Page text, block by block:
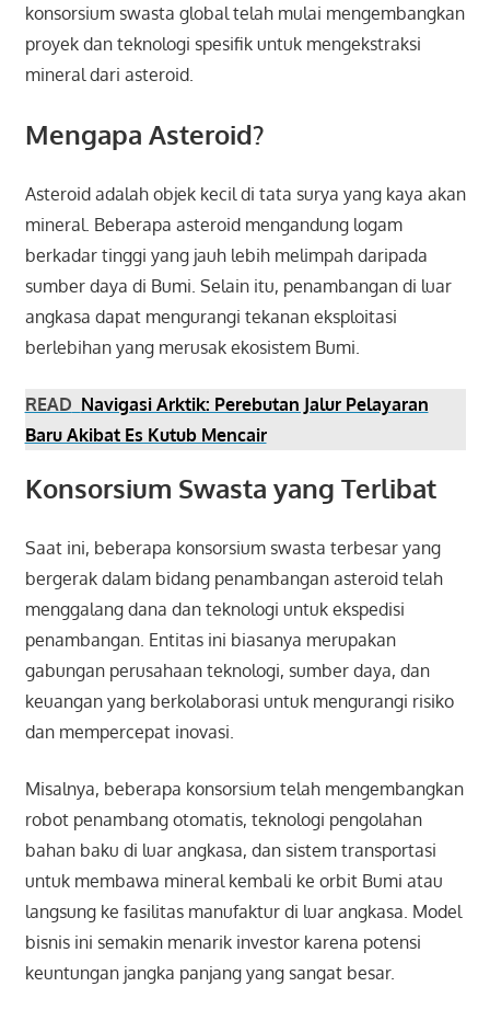
konsorsium swasta global telah mulai mengembangkan
proyek dan teknologi spesifik untuk mengekstraksi
mineral dari asteroid.
Mengapa Asteroid?
Asteroid adalah objek kecil di tata surya yang kaya akan
mineral. Beberapa asteroid mengandung logam
berkadar tinggi yang jauh lebih melimpah daripada
sumber daya di Bumi. Selain itu, penambangan di luar
angkasa dapat mengurangi tekanan eksploitasi
berlebihan yang merusak ekosistem Bumi.
READ Navigasi Arktik: Perebutan Jalur Pelayaran
Baru Akibat Es Kutub Mencair
Konsorsium Swasta yang Terlibat
Saat ini, beberapa konsorsium swasta terbesar yang
bergerak dalam bidang penambangan asteroid telah
menggalang dana dan teknologi untuk ekspedisi
penambangan. Entitas ini biasanya merupakan
gabungan perusahaan teknologi, sumber daya, dan
keuangan yang berkolaborasi untuk mengurangi risiko
dan mempercepat inovasi.
Misalnya, beberapa konsorsium telah mengembangkan
robot penambang otomatis, teknologi pengolahan
bahan baku di luar angkasa, dan sistem transportasi
untuk membawa mineral kembali ke orbit Bumi atau
langsung ke fasilitas manufaktur di luar angkasa. Model
bisnis ini semakin menarik investor karena potensi
keuntungan jangka panjang yang sangat besar.